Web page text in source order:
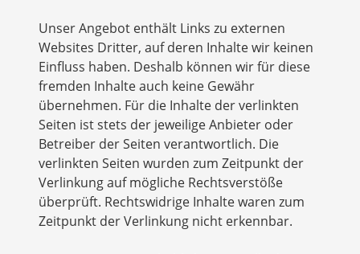
Unser Angebot enthält Links zu externen
Websites Dritter, auf deren Inhalte wir keinen
Einfluss haben. Deshalb können wir für diese
fremden Inhalte auch keine Gewähr
übernehmen. Für die Inhalte der verlinkten
Seiten ist stets der jeweilige Anbieter oder
Betreiber der Seiten verantwortlich. Die
verlinkten Seiten wurden zum Zeitpunkt der
Verlinkung auf mögliche Rechtsverstöße
überprüft. Rechtswidrige Inhalte waren zum
Zeitpunkt der Verlinkung nicht erkennbar.